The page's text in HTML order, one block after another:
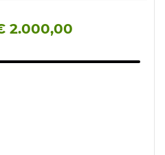
2.000,00